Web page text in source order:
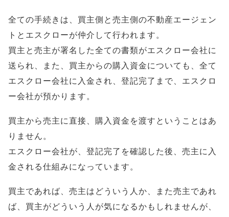
全ての手続きは、買主側と売主側の不動産エージェン
トとエスクローが仲介して行われます。
買主と売主が署名した全ての書類がエスクロー会社に
送られ、また、買主からの購入資金についても、全て
エスクロー会社に入金され、登記完了まで、エスクロ
ー会社が預かります。
買主から売主に直接、購入資金を渡すということはあ
りません。
エスクロー会社が、登記完了を確認した後、売主に入
金される仕組みになっています。
買主であれば、売主はどういう人か、また売主であれ
ば、買主がどういう人が気になるかもしれませんが、